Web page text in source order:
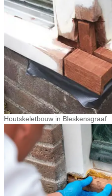
Houtskeletbouw in Bleskensgraaf